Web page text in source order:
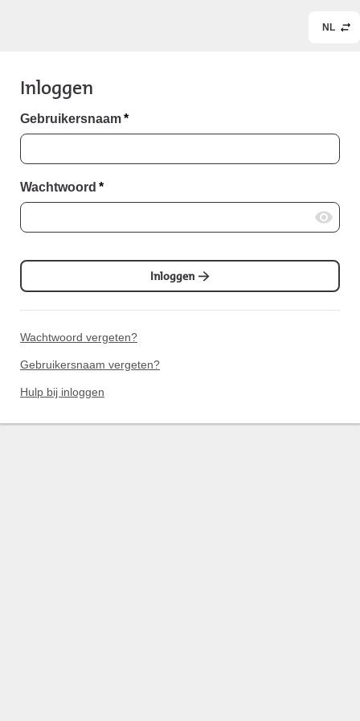
NL
Inloggen
Gebruikersnaam*
Wachtwoord *
Inloggen
Wachtwoord vergeten?
Gebruikersnaam vergeten?
Hulp bij inloggen